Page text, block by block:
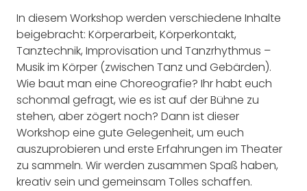
In diesem Workshop werden verschiedene Inhalte
beigebracht: Körperarbeit, Körperkontakt,
Tanztechnik, Improvisation und Tanzrhythmus –
Musik im Körper (zwischen Tanz und Gebärden).
Wie baut man eine Choreografie? Ihr habt euch
schonmal gefragt, wie es ist auf der Bühne zu
stehen, aber zögert noch? Dann ist dieser
Workshop eine gute Gelegenheit, um euch
auszuprobieren und erste Erfahrungen im Theater
zu sammeln. Wir werden zusammen Spaß haben,
kreativ sein und gemeinsam Tolles schaffen.